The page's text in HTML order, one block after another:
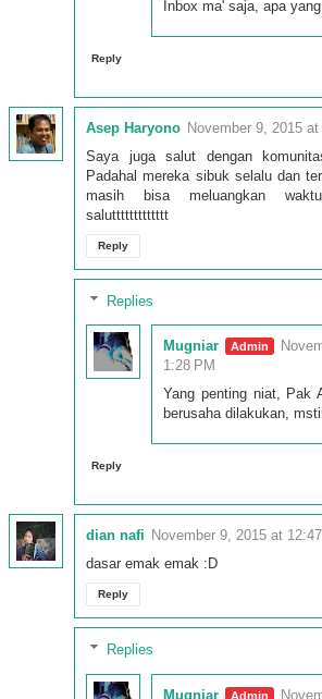
Inbox ma' saja, apa
Reply
Asep Haryono November 9, 2015
Saya juga salut dengan
Padahal mereka sibuk selalu dan
masih bisa meluangkan
saluttttttttttttt
Reply
Replies
Mugniar
1:28 PM
Yang penting niat, Pak
berusaha dilakukan,
Reply
dian nafi November 9, 2015 at
dasar emak emak :D
Reply
Replies
Mugniar